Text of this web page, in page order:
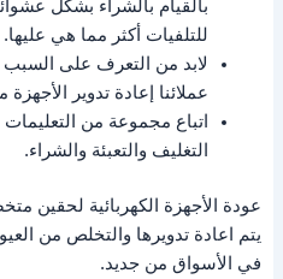
بالقيام بالشراء بشكل
للتلفيات أكثر مما هي عليها.
لابد من التعرف على
عملائنا إعادة تدوير
اتباع مجموعة من
التغليف والتعبئة والشراء.
عودة الأجهزة الكهربائية لحقين
يتم اعادة تدويرها والتخلص من
في الأسواق من جديد.